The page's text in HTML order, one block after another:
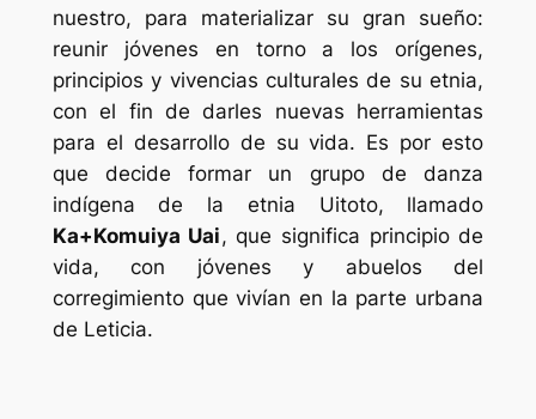
nuestro, para materializar su gran sueño:
reunir jóvenes en torno a los orígenes,
principios y vivencias culturales de su etnia,
con el fin de darles nuevas herramientas
para el desarrollo de su vida. Es por esto
que decide formar un grupo de danza
indígena de la etnia Uitoto, llamado
Ka+Komuiya Uai, que significa principio de
vida, con jóvenes y abuelos del
corregimiento que vivían en la parte urbana
de Leticia.